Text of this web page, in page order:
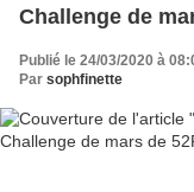
Challenge de
Publié le 24/03/2020 à
Par sophfinette